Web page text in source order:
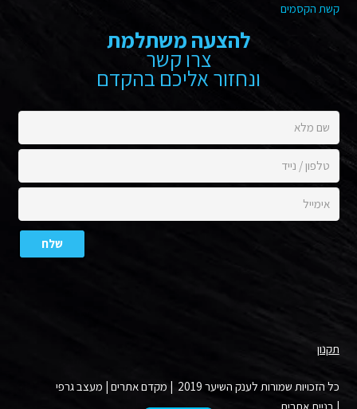
קשת הקסמים
להצעה משתלמת
צרו קשר
ונחזור אליכם בהקדם
תקנון
כל הזכויות שמורות לענק השיער 2019 | מקדם אתרים | מעצב גרפי